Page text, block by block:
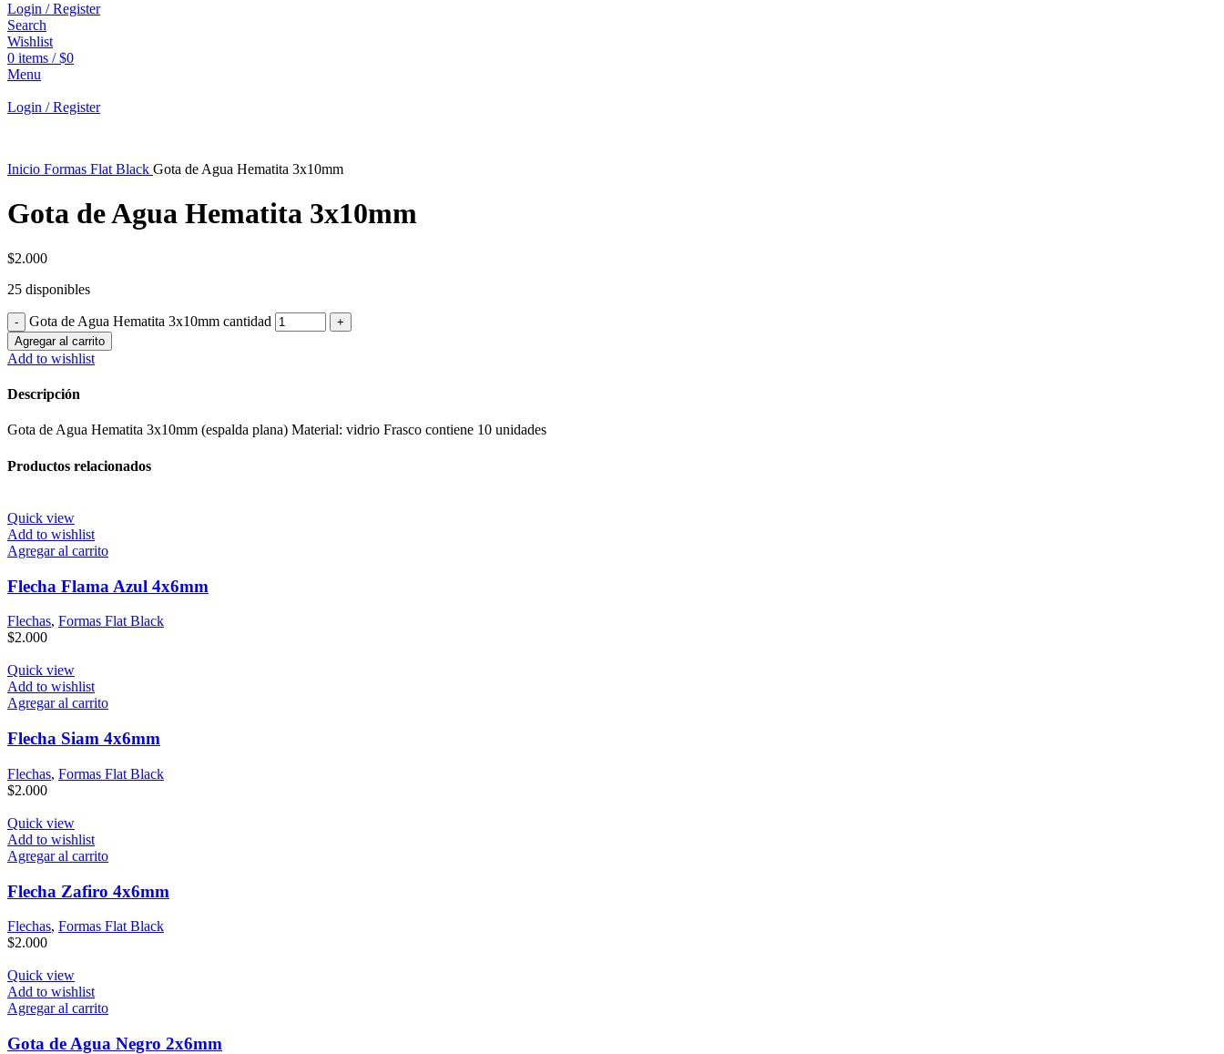
Login / Register
Search
Wishlist
0 items / $0
Menu
Login / Register
Inicio Formas Flat Black Gota de Agua Hematita 3x10mm
Gota de Agua Hematita 3x10mm
$2.000
25 disponibles
Gota de Agua Hematita 3x10mm cantidad
Agregar al carrito
Add to wishlist
Descripción
Gota de Agua Hematita 3x10mm (espalda plana) Material: vidrio Frasco contiene 10 unidades
Productos relacionados
Quick view
Add to wishlist
Agregar al carrito
Flecha Flama Azul 4x6mm
Flechas, Formas Flat Black
$2.000
Quick view
Add to wishlist
Agregar al carrito
Flecha Siam 4x6mm
Flechas, Formas Flat Black
$2.000
Quick view
Add to wishlist
Agregar al carrito
Flecha Zafiro 4x6mm
Flechas, Formas Flat Black
$2.000
Quick view
Add to wishlist
Agregar al carrito
Gota de Agua Negro 2x6mm